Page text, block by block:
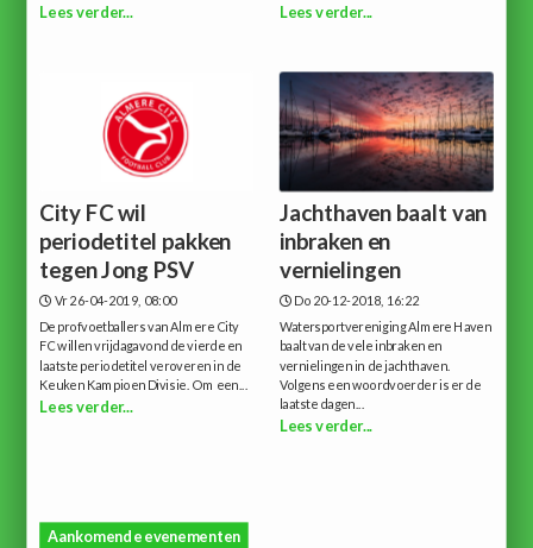
Lees verder... Lees verder...
City FC wil
periodetitel pakken
tegen Jong PSV
Vr 26-04-2019, 08:00
De profvoetballers van Almere City
FC willen vrijdagavond de vierde en
laatste periodetitel veroveren in de
Keuken Kampioen Divisie. Om een...
Lees verder...
Jachthaven baalt van
inbraken en
vernielingen
Do 20-12-2018, 16:22
Watersportvereniging Almere Haven
baalt van de vele inbraken en
vernielingen in de jachthaven.
Volgens een woordvoerder is er de
laatste dagen...
Lees verder...
Aankomende evenementen